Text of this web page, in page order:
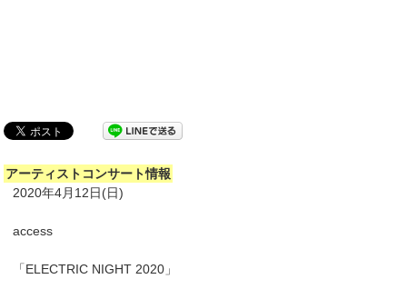
アーティストコンサート情報
2020年4月12日(日)
access
「ELECTRIC NIGHT 2020」